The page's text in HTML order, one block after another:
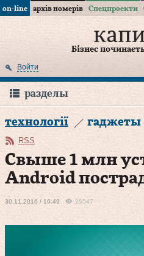
on-line архів номерів Спецпроекти
Бізнес
Войти
разделы
технології гаджеты
RSS
Свыше 1 млн
Android
30.11.2016 / 16:49 25547